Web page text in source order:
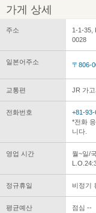
가게 상세
주소
1-1-35,
0028
일본어주소 〒806-
교통편 JR 가
전화번호
+81-
*전화
니다.
영업 시간
월~일/
정규휴일 비정기
평균예산
점심 --